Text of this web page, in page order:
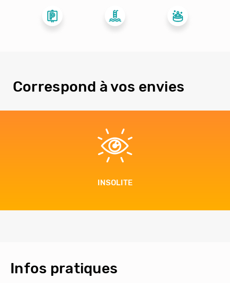
Correspond à vos envies
INSOLITE
Infos pratiques